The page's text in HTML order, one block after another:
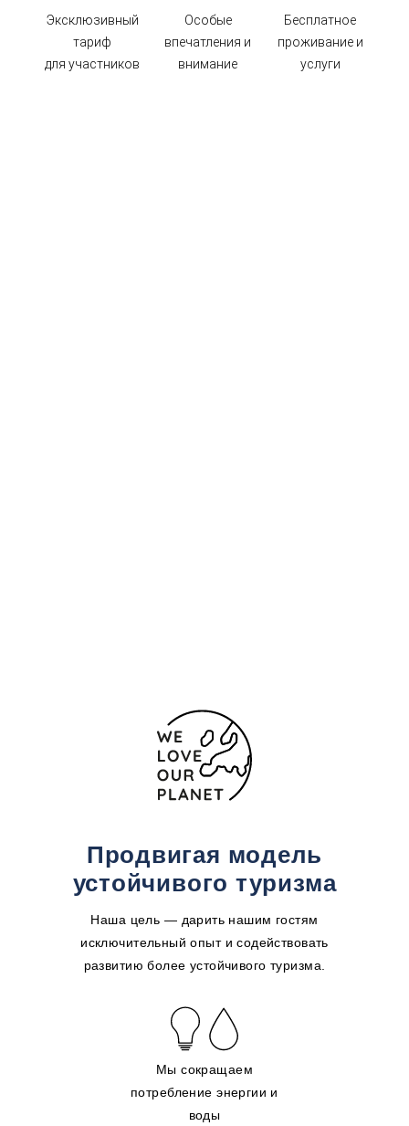
Эксклюзивный
тариф
для участников
Особые
впечатления и
внимание
Бесплатное
проживание и
услуги
Продвигая модель
устойчивого туризма
Наша цель — дарить нашим гостям
исключительный опыт и содействовать
развитию более устойчивого туризма.
Мы сокращаем
потребление энергии и
воды